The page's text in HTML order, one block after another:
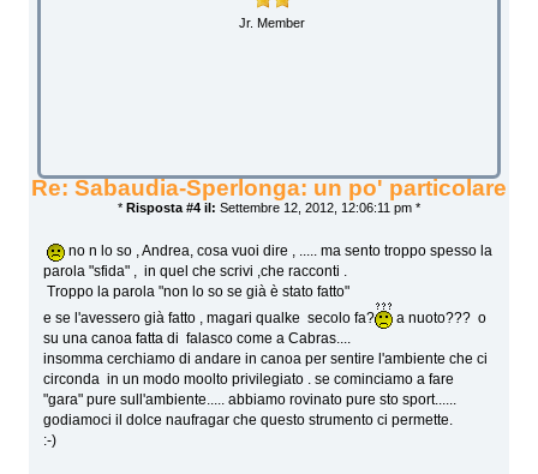
Jr. Member
Re: Sabaudia-Sperlonga: un po' particolare
* Risposta #4 il: Settembre 12, 2012, 12:06:11 pm *
no n lo so , Andrea, cosa vuoi dire , ..... ma sento troppo spesso la
parola "sfida" , in quel che scrivi ,che racconti .
Troppo la parola "non lo so se già è stato fatto"
e se l'avessero già fatto , magari qualke secolo fa?
a nuoto??? o
su una canoa fatta di falasco come a Cabras....
insomma cerchiamo di andare in canoa per sentire l'ambiente che ci
circonda in un modo moolto privilegiato . se cominciamo a fare
"gara" pure sull'ambiente..... abbiamo rovinato pure sto sport......
godiamoci il dolce naufragar che questo strumento ci permette.
:-)